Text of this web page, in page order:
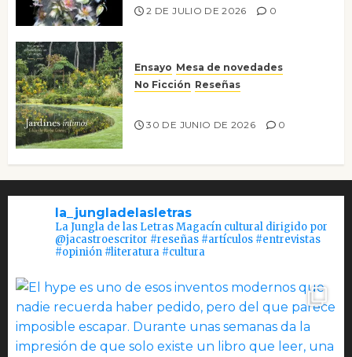
2 DE JULIO DE 2026 0
Ensayo Mesa de novedades
No Ficción Reseñas
30 DE JUNIO DE 2026 0
la_jungladelasletras
La Jungla de las Letras Magacín cultural dirigido por
@jacastroescritor #reseñas #artículos #entrevistas
#opinión #literatura #cultura